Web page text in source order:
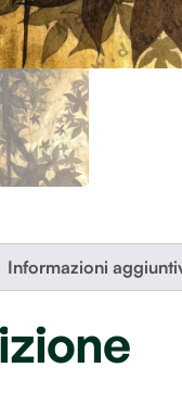
Informazioni